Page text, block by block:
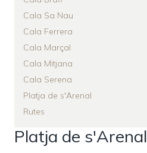
Cala Sa Nau
Cala Ferrera
Cala Marçal
Cala Mitjana
Cala Serena
Platja de s'Arenal
Rutes
Platja de s'Arenal